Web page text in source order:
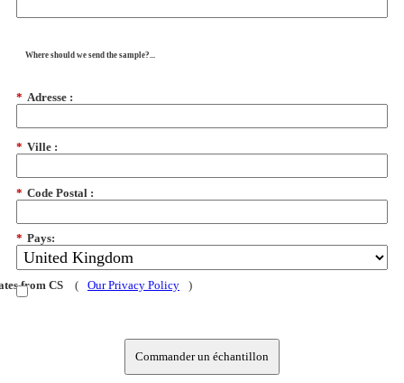
Where should we send the sample?...
* Adresse :
* Ville :
* Code Postal :
* Pays:
from CS ( Our Privacy Policy )
Commander un échantillon